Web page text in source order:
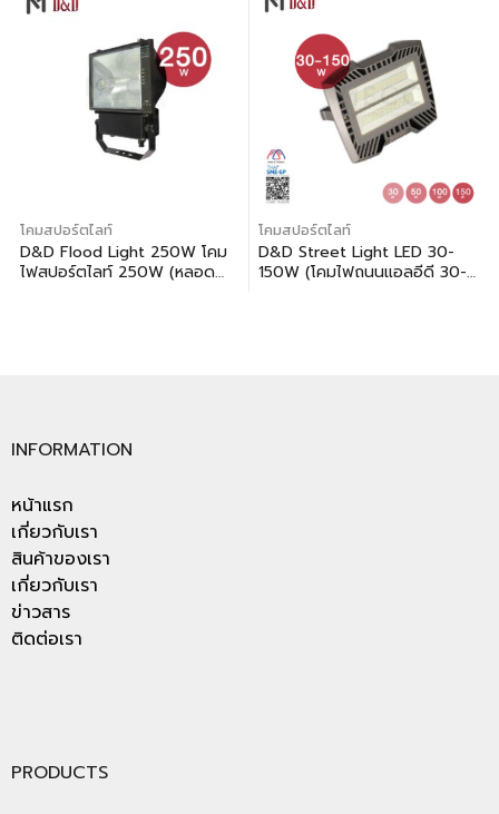
โคมสปอร์ตไลท์
D&D Flood Light 250W โคม
ไฟสปอร์ตไลท์ 250W (หลอด
โคมสปอร์ตไลท์
D&D Street Light LED 30-
150W (โคมไฟถนนแอลอีดี 30-
INFORMATION
หน้าแรก
เกี่ยวกับเรา
สินค้าของเรา
เกี่ยวกับเรา
ข่าวสาร
ติดต่อเรา
PRODUCTS